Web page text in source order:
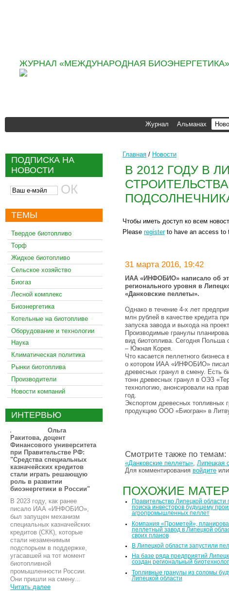
ЖУРНАЛ «МЕЖДУНАРОДНАЯ БИОЭНЕРГЕТИКА»
Журнал Альманах
ПОДПИСКА НА
НОВОСТИ
ТЕМЫ
Твердое биотопливо
Торф
Жидкое биотопливо
Сельское хозяйство
Биогаз
Лесной комплекс
Биоэнергетика
Котельные на биотопливе
Оборудование и технологии
Наука
Климатическая политика
Рынки биотоплива
Производители
Новости компаний
ИНТЕРВЬЮ
Ольга
Ракитова, доцент
Финансового университета
при Правительстве РФ:
"Средства специальных
казначейских кредитов
стали играть решающую
роль в развитии
биоэнергетики в России"
В 2023 году, как ранее
писало ИАА «ИНФОБИО»,
был запущен механизм
специальных казначейских
кредитов (СКК), которые
стали незаменимым
подспорьем в поддержке,
угасавшей на тот момент
биотопливной
промышленности России.
Они пришли на смену...
Читать далее
Главная / Новости
В 2012 ГОДУ В
Чтобы иметь доступ ко всем
Please register to have an access to
31 марта 2016, 19:42
ИАА «ИНФОБИО» написало об
регионального уровня в
«Данковские пеллеты».
Однако в течение 4-х лет
млн рублей в качестве кредита
запуска завода и выхода на
Производимые гранулы
вид биотоплива. Сегодня Польша
– Южная Корея.
Что касается пеллетного
о котором ИАА «ИНФОБИО» писало
древесных гранул в смену. Есть
тонн древесных гранул в ОЭЗ
технологию, анонсировали на
год.
Экспортом древесных топливных
продукцию ООО «Биогран» в
Смотрите также по темам:
«Данковские пеллеты» Липецкая
Для комментирования войдите или
ПОХОЖИЕ
Правительство Липецкой области
поиска инвесторов будущему
агропромышленных пеллет
Компания «Прометей»,
пеллетный завод в Липецкой
своих планов
В Липецкой области запустили
На базе ряда предприятий
создан региональный
Топливные гранулы из соломы
Липецкой области